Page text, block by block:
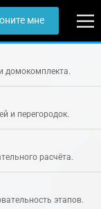
мне
домокомплекта.
и перегородок.
расчёта.
этапов.